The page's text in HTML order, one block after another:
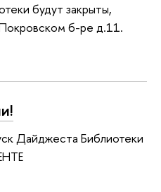
будут закрыты,
б-ре д.11.
Дайджеста Библиотеки